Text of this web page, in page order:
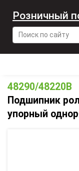
Розничный
48290/48220B
Подшипник
упорный